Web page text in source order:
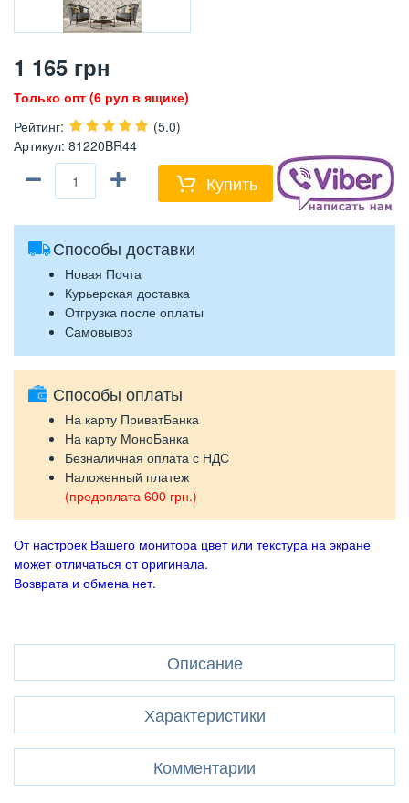
1 165 грн
Только опт (6 рул в ящике)
Рейтинг:
(5.0)
Артикул: 81220BR44
− + Купить
Способы доставки
Новая Почта
Курьерская доставка
Отгрузка после оплаты
Самовывоз
Способы оплаты
На карту ПриватБанка
На карту МоноБанка
Безналичная оплата с НДС
Наложенный платеж
(предоплата 600 грн.)
От настроек Вашего монитора цвет или текстура на экране
может отличаться от оригинала.
Возврата и обмена нет.
Описание
Характеристики
Комментарии